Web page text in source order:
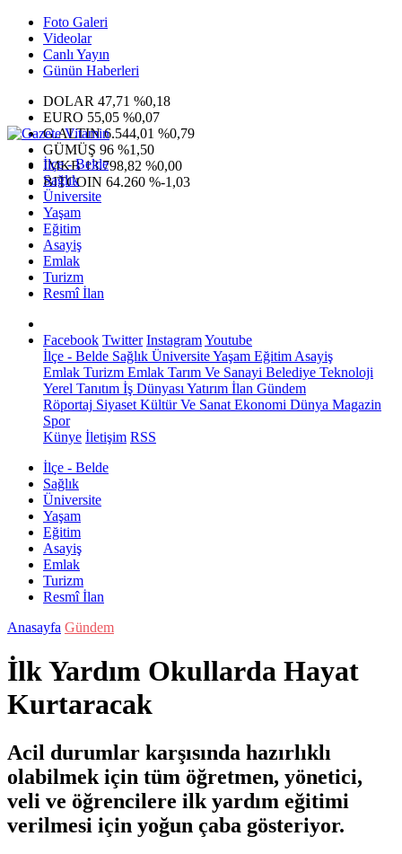
Foto Galeri
Videolar
Canlı Yayın
Günün Haberleri
DOLAR 47,71 %0,18
EURO 55,05 %0,07
G.ALTIN6.544,01 %0,79
GÜMÜŞ 96 %1,50
IMKB13.798,82 %0,00
BITCOIN 64.260 %-1,03
İlçe - Belde
Sağlık
Üniversite
Yaşam
Eğitim
Asayiş
Emlak
Turizm
Resmî İlan
Facebook Twitter InstagramYoutube
İlçe - Belde Sağlık ÜniversiteYaşam Eğitim Asayiş
Emlak Turizm Emlak Tarım Ve Sanayi Belediye Teknoloji
Yerel Tanıtım İş Dünyası Yatırım İlan Gündem
Röportaj Siyaset Kültür Ve Sanat Ekonomi Dünya Magazin
Spor
Künye İletişim RSS
İlçe - Belde
Sağlık
Üniversite
Yaşam
Eğitim
Asayiş
Emlak
Turizm
Resmî İlan
Anasayfa Gündem
İlk Yardım Okullarda Hayat
Kurtaracak
Acil durumlar karşısında hazırlıklı
olabilmek için tüm öğretmen, yönetici,
veli ve öğrencilere ilk yardım eğitimi
verilmesi için yoğun çaba gösteriyor.